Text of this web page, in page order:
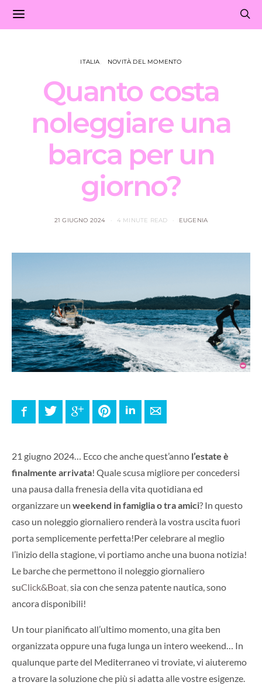
ITALIA NOVITÀ DEL MOMENTO
Quanto costa
noleggiare una
barca per un
giorno?
21 GIUGNO 2024 4 MINUTE READ EUGENIA
FacebookTwitter Google+ PinterestLinkedInE-mail
21 giugno 2024… Ecco che anche quest’anno l’estate è
finalmente arrivata! Quale scusa migliore per concedersi
una pausa dalla frenesia della vita quotidiana ed
organizzare un weekend in famiglia o tra amici? In questo
caso un noleggio giornaliero renderà la vostra uscita fuori
porta semplicemente perfetta!Per celebrare al meglio
l’inizio della stagione, vi portiamo anche una buona notizia!
Le barche che permettono il noleggio giornaliero
suClick&Boat,sia con che senza patente nautica, sono
ancora disponibili!
Un tour pianificato all’ultimo momento, una gita ben
organizzata oppure una fuga lunga un intero weekend… In
qualunque parte del Mediterraneo vi troviate, vi aiuteremo
a trovare la soluzione che più si adatta alle vostre esigenze.